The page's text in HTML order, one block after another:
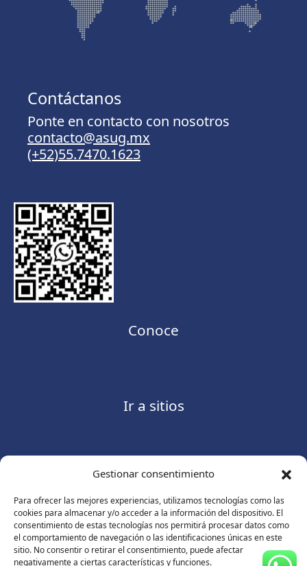
Gestionar consentimiento
Para ofrecer las mejores experiencias, utilizamos tecnologías como las
cookies para almacenar y/o acceder a la información del dispositivo. El
consentimiento de estas tecnologías nos permitirá procesar datos como
el comportamiento de navegación o las identificaciones únicas en este
sitio. No consentir o retirar el consentimiento, puede afectar
negativamente a ciertas características y funciones.
Contáctanos
Ponte en contacto con nosotros
contacto@asug.mx
(+52)55.7470.1623
Conoce
Ir a sitios
Contáctanos
Consulte nuestroAviso de privacidad